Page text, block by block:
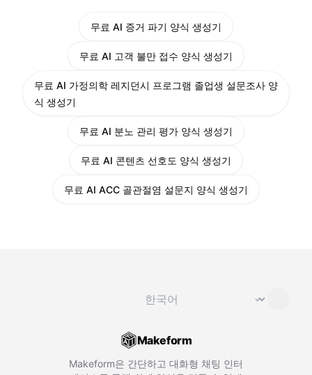
무료 AI 증거 파기 양식 생성기
무료 AI 고객 불만 접수 양식 생성기
무료 AI 가정의학 레지던시 프로그램 졸업생 설문조사 양
식 생성기
무료 AI 분노 관리 평가 양식 생성기
무료 AI 콘텐츠 선호도 양식 생성기
무료 AI ACC 골관절염 설문지 양식 생성기
⌄
Makeform
Makeform은 간단하고 대화형 채팅 인터